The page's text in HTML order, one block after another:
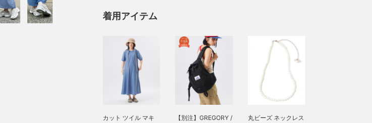
着用アイテム
カット ツイル マキ
【別注】GREGORY /
丸ビーズ ネックレス